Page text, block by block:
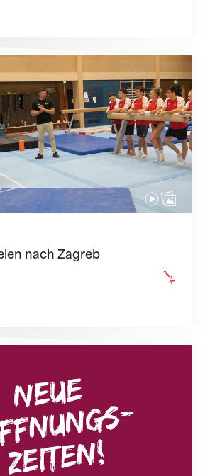
nach Zagreb
nach Zagreb
ab 1. August 2026